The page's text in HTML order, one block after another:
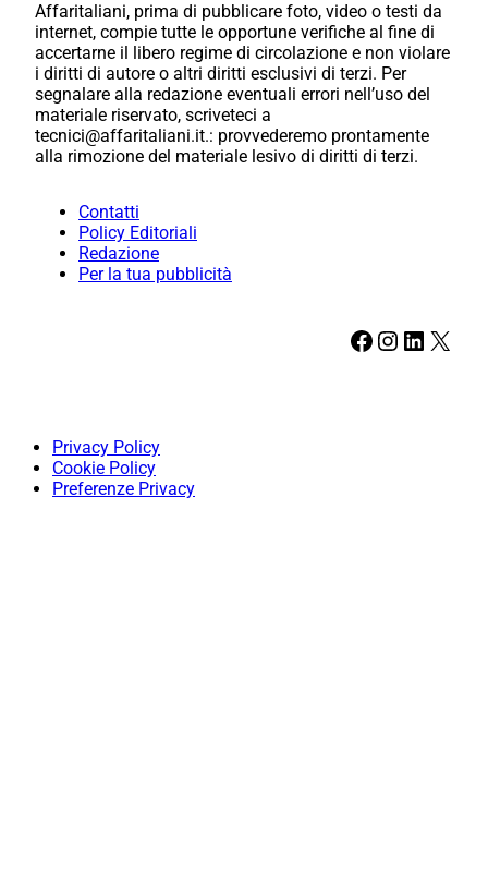
Affaritaliani, prima di pubblicare foto, video o testi da
internet, compie tutte le opportune verifiche al fine di
accertarne il libero regime di circolazione e non violare
i diritti di autore o altri diritti esclusivi di terzi. Per
segnalare alla redazione eventuali errori nell’uso del
materiale riservato, scriveteci a
tecnici@affaritaliani.it.: provvederemo prontamente
alla rimozione del materiale lesivo di diritti di terzi.
Contatti
Policy Editoriali
Redazione
Per la tua pubblicità
Facebook Instagram LinkedIn X
Privacy Policy
Cookie Policy
Preferenze Privacy